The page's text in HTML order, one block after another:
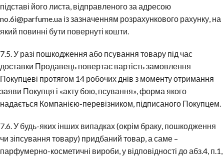
підставі його листа, відправленого за адресою
no.6i@parfume.ua із зазначенням розрахункового рахунку, на
який повинні бути повернуті кошти.
7.5. У разі пошкодження або псування товару під час
доставки Продавець повертає вартість замовлення
Покупцеві протягом 14 робочих днів з моменту отримання
заяви Покупця і «акту бою, псування», форма якого
надається Компанією-перевізником, підписаного Покупцем.
7.6. У будь-яких інших випадках (окрім браку, пошкодження
чи зіпсування товару) придбаний товар, а саме –
парфумерно-косметичні вироби, у відповідності до абз.4, п.1,